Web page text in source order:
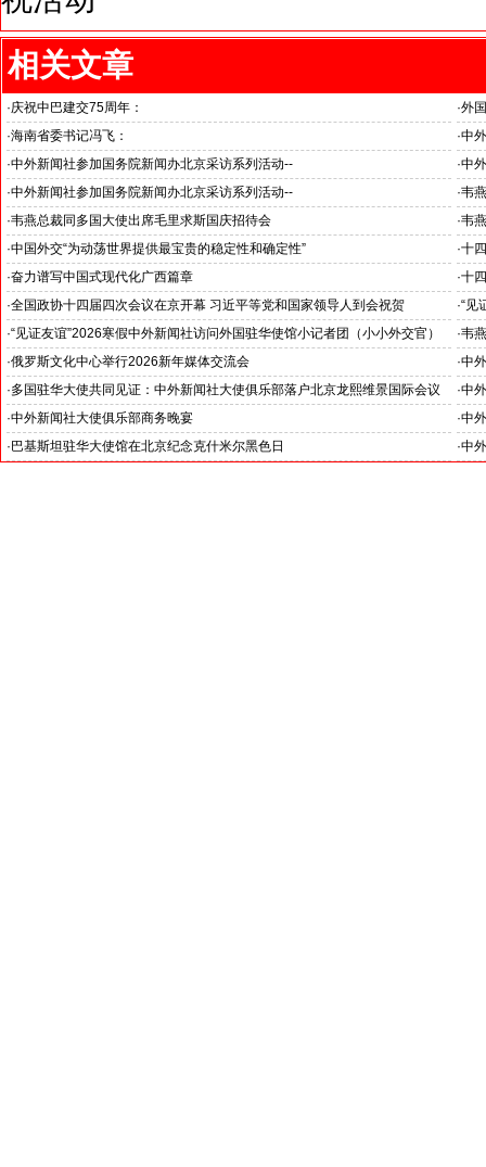
相关文章
·庆祝中巴建交75周年：
韦燕总裁同多国大使出席巴基斯坦驻华大使馆举办“芒果节”
·外
·海南省委书记冯飞：
海南自贸港封关半年开启中国对外开放新篇章
·中
“科
·中外新闻社参加国务院新闻办北京采访系列活动--
见证科技创新和产业创新高质量发展
·中
小
·中外新闻社参加国务院新闻办北京采访系列活动--
北京人形机器人创新中心打造具有全球影响力的应用示范高地
·韦
·韦燕总裁同多国大使出席毛里求斯国庆招待会 ·韦
·中国外交“为动荡世界提供最宝贵的稳定性和确定性”
王毅外长记者会勾勒出中国与世界互动新方位
·十
锚
·奋力谱写中国式现代化广西篇章
--中外新闻社2026全国两会报道之三
·十
--中
·全国政协十四届四次会议在京开幕 习近平等党和国家领导人到会祝贺
--中外新闻社2026全国两会报道之一
·“见
罗斯
·“见证友谊”2026寒假中外新闻社访问外国驻华使馆小记者团（小小外交官）
在北京举行开团仪式
-- 学习各国外交官的智慧、热情、友善和外交风范
·韦
·俄罗斯文化中心举行2026新年媒体交流会 ·中
·多国驻华大使共同见证：中外新闻社大使俱乐部落户北京龙熙维景国际会议
中心
·中
行
·中外新闻社大使俱乐部商务晚宴
东帝汶民主共和国驻华大使罗瑞•奥尔塔阁下访问中国国际期货股份有限公司
·中
· 巴基斯坦驻华大使馆在北京纪念克什米尔黑色日 ·中